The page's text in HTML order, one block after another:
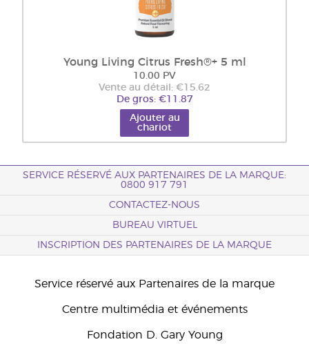
Young Living Citrus Fresh®+ 5 ml
10.00 PV
Vente au détail: €15.62
De gros: €11.87
Ajouter au
chariot
SERVICE RÉSERVÉ AUX PARTENAIRES DE LA MARQUE:
0800 917 791
CONTACTEZ-NOUS
BUREAU VIRTUEL
INSCRIPTION DES PARTENAIRES DE LA MARQUE
Service réservé aux Partenaires de la marque
Centre multimédia et événements
Fondation D. Gary Young